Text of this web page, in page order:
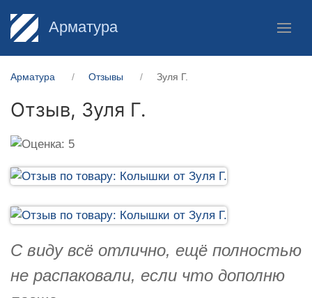
Арматура
Арматура Отзывы Зуля Г.
Отзыв, Зуля Г.
С виду всё отлично, ещё полностью
не распаковали, если что дополню